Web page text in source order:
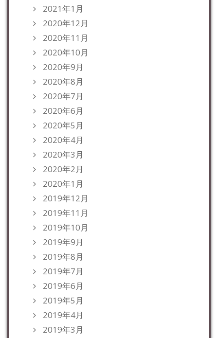
2021年1月
2020年12月
2020年11月
2020年10月
2020年9月
2020年8月
2020年7月
2020年6月
2020年5月
2020年4月
2020年3月
2020年2月
2020年1月
2019年12月
2019年11月
2019年10月
2019年9月
2019年8月
2019年7月
2019年6月
2019年5月
2019年4月
2019年3月